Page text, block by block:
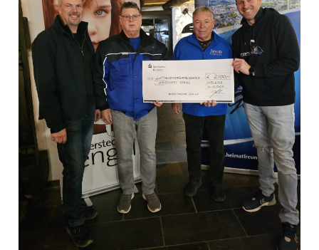
Koblenz